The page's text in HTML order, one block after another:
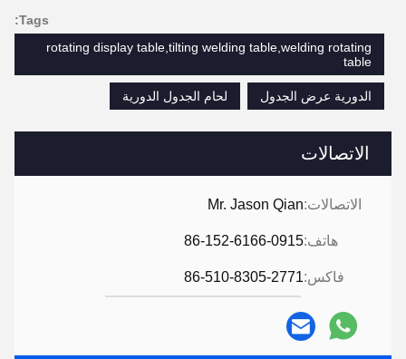
الاتصالات
الاتصالات:Mr. Jason Qian
هاتف:86-152-6166-0915
فاكس:86-510-8305-2771
Tags:
rotating display table,tilting welding table,welding rotating
table
الدورية عرض الجدول لحام الجدول الدورية